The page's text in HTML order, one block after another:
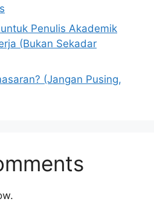
Penulis Akademik
(Bukan Sekadar
(Jangan Pusing,